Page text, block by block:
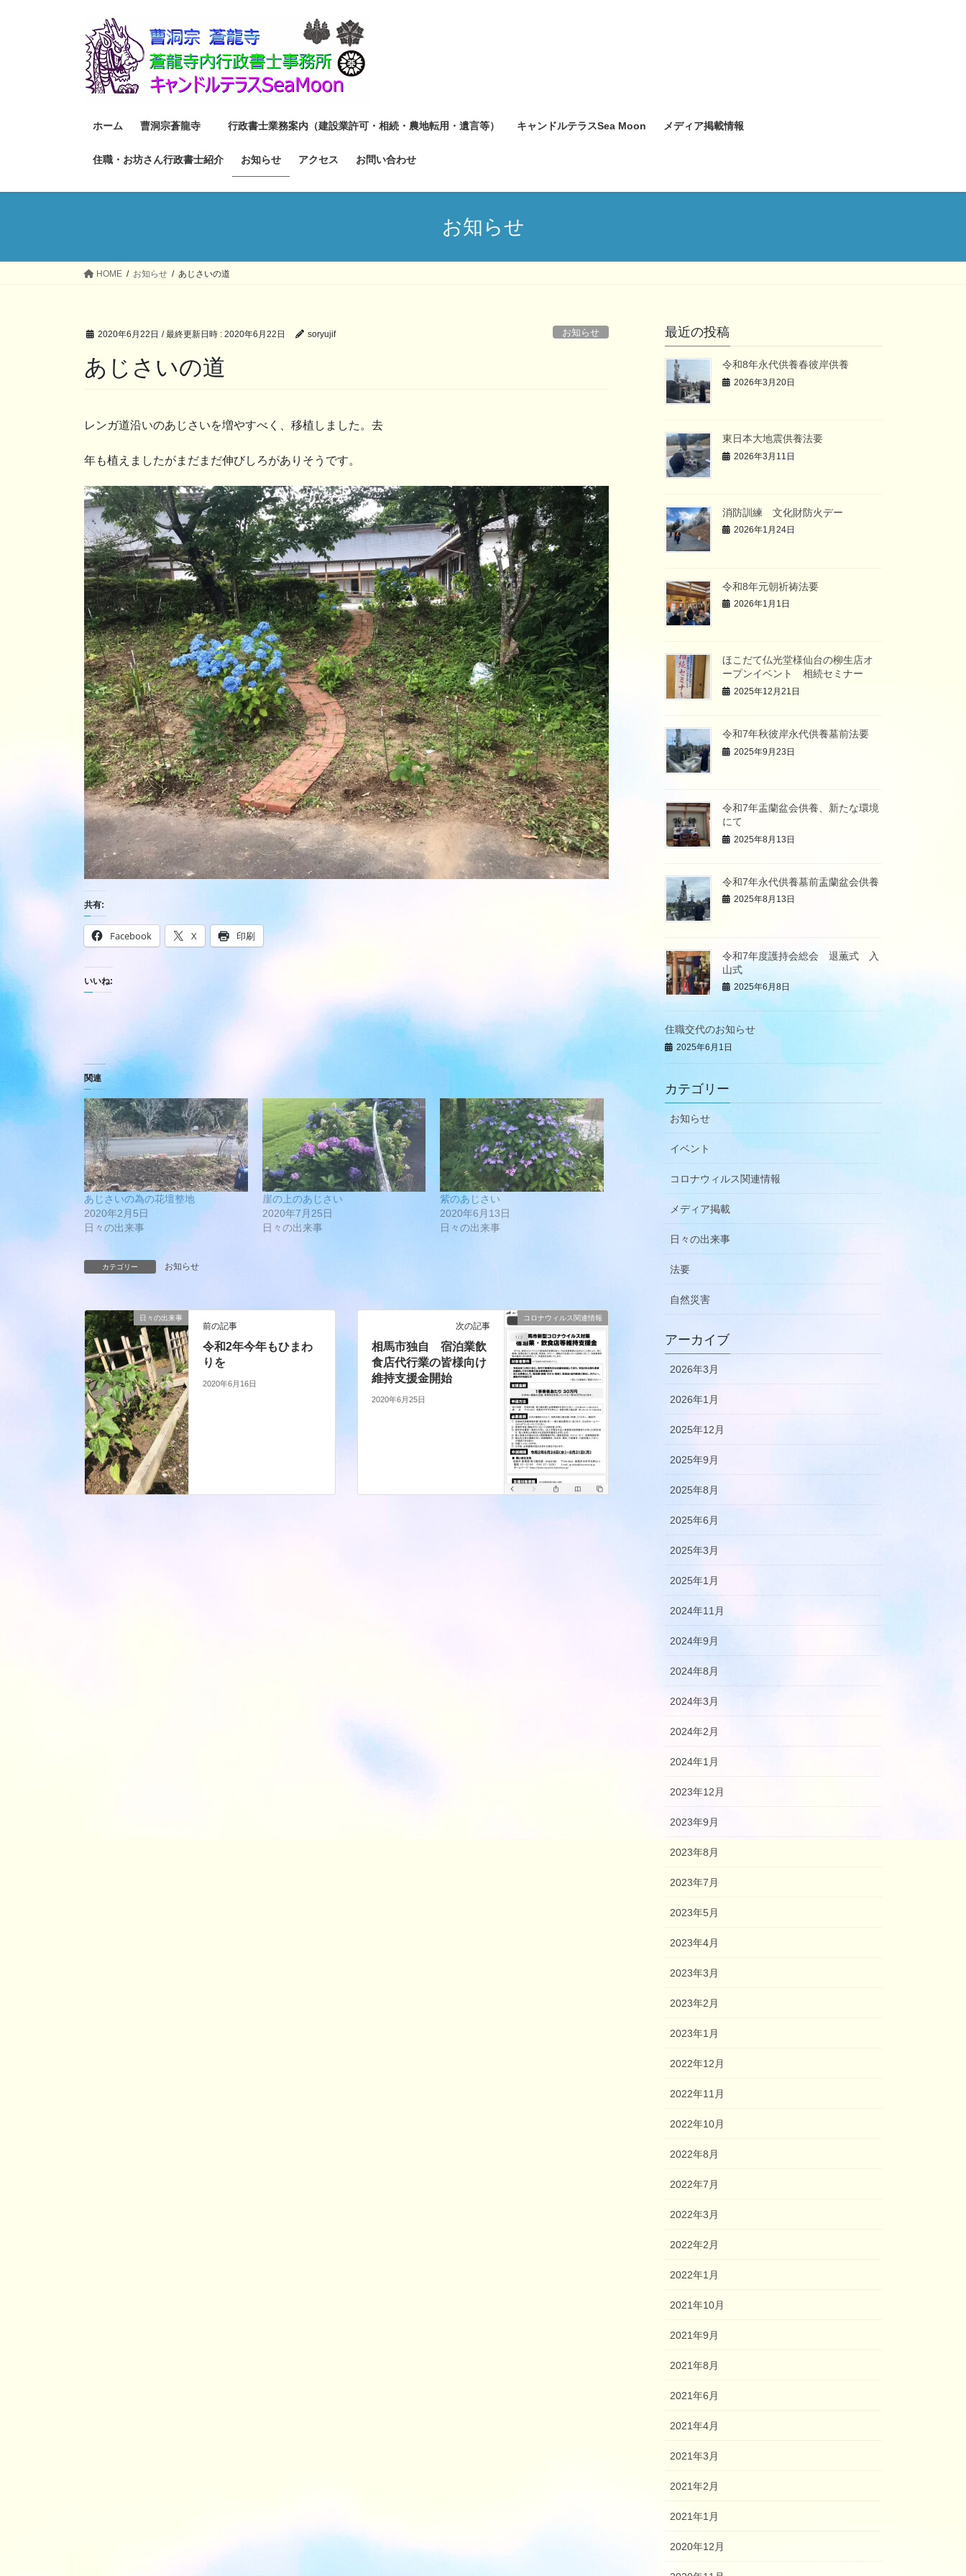
ホーム 曹洞宗蒼龍寺 行政書士業務案内（建設業許可・相続・農地転用・遺言等） キャンドルテラスSea Moon メディア掲載情報
住職・お坊さん行政書士紹介 お知らせ アクセス お問い合わせ
お知らせ
HOME お知らせ あじさいの道
2020年6月22日 / 最終更新日時 : 2020年6月22日 soryujif お知らせ
あじさいの道
レンガ道沿いのあじさいを増やすべく、移植しました。去
年も植えましたがまだまだ伸びしろがありそうです。
共有:
Facebook X 印刷
いいね:
関連
あじさいの為の花壇整地
2020年2月5日
日々の出来事
崖の上のあじさい
2020年7月25日
日々の出来事
紫のあじさい
2020年6月13日
日々の出来事
カテゴリー お知らせ
日々の出来事
前の記事
令和2年今年もひまわ
りを
2020年6月16日
コロナウィルス関連情報
次の記事
相馬市独自 宿泊業飲
食店代行業の皆様向け
維持支援金開始
2020年6月25日
最近の投稿
令和8年永代供養春彼岸供養
2026年3月20日
東日本大地震供養法要
2026年3月11日
消防訓練 文化財防火デー
2026年1月24日
令和8年元朝祈祷法要
2026年1月1日
ほこだて仏光堂様仙台の柳生店オ
ープンイベント 相続セミナー
2025年12月21日
令和7年秋彼岸永代供養墓前法要
2025年9月23日
令和7年盂蘭盆会供養、新たな環境
にて
2025年8月13日
令和7年永代供養墓前盂蘭盆会供養
2025年8月13日
令和7年度護持会総会 退薫式 入
山式
2025年6月8日
住職交代のお知らせ
2025年6月1日
カテゴリー
お知らせ
イベント
コロナウィルス関連情報
メディア掲載
日々の出来事
法要
自然災害
アーカイブ
2026年3月
2026年1月
2025年12月
2025年9月
2025年8月
2025年6月
2025年3月
2025年1月
2024年11月
2024年9月
2024年8月
2024年3月
2024年2月
2024年1月
2023年12月
2023年9月
2023年8月
2023年7月
2023年5月
2023年4月
2023年3月
2023年2月
2023年1月
2022年12月
2022年11月
2022年10月
2022年8月
2022年7月
2022年3月
2022年2月
2022年1月
2021年10月
2021年9月
2021年8月
2021年6月
2021年4月
2021年3月
2021年2月
2021年1月
2020年12月